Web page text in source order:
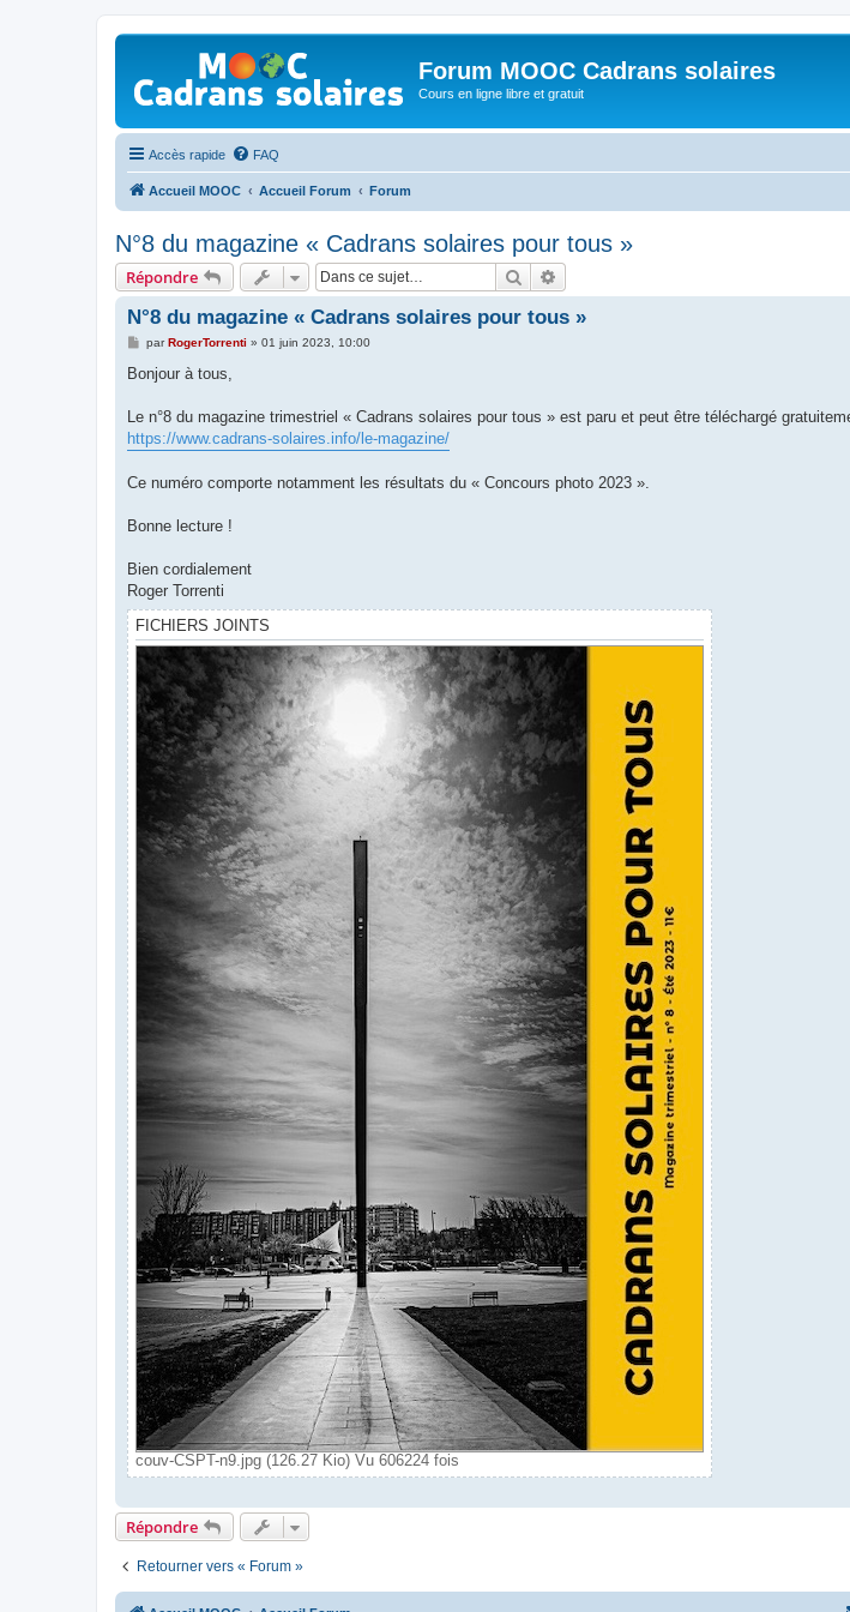
Forum MOOC Cadrans solaires
Cours en ligne libre et gratuit
Accès rapide FAQ
Accueil MOOC Accueil Forum Forum
N°8 du magazine « Cadrans solaires pour tous »
Répondre Rechercher
N°8 du magazine « Cadrans solaires pour tous »
M
s
g
parRogerTorrenti » 01 juin 2023, 10:00
Bonjour à tous,
Le n°8 du magazine trimestriel « Cadrans solaires pour tous » est paru et peut être téléchargé
https://www.cadrans-solaires.info/le-magazine/
Ce numéro comporte notamment les résultats du « Concours photo 2023 ».
Bonne lecture !
Bien cordialement
Roger Torrenti
FICHIERS JOINTS
couv-CSPT-n9.jpg (126.27 Kio) Vu 606224 fois
Répondre
Retourner vers « Forum »